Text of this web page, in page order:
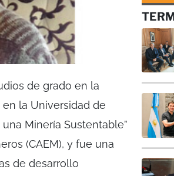
de grado en la
la Universidad de
Minería Sustentable”
(CAEM), y fue una
de desarrollo